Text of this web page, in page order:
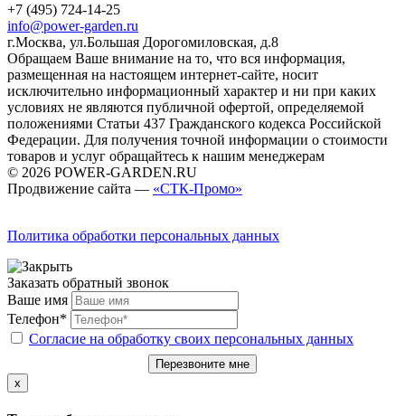
+7 (495) 724-14-25
info@power-garden.ru
г.Москва, ул.Большая Дорогомиловская, д.8
Обращаем Ваше внимание на то, что вся информация,
размещенная на настоящем интернет-сайте, носит
исключительно информационный характер и ни при каких
условиях не являются публичной офертой, определяемой
положениями Статьи 437 Гражданского кодекса Российской
Федерации. Для получения точной информации о стоимости
товаров и услуг обращайтесь к нашим менеджерам
© 2026 POWER-GARDEN.RU
Продвижение сайта — «СТК-Промо»
Политика обработки персональных данных
Заказать обратный звонок
Ваше имя
Телефон*
Согласие на обработку своих персональных данных
Перезвоните мне
x